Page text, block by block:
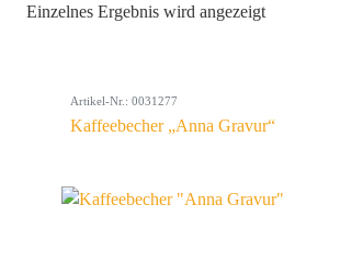
Farbe
Einzelnes Ergebnis wird angezeigt
Artikel-Nr.: 0031277
Kaffeebecher „Anna Gravur“